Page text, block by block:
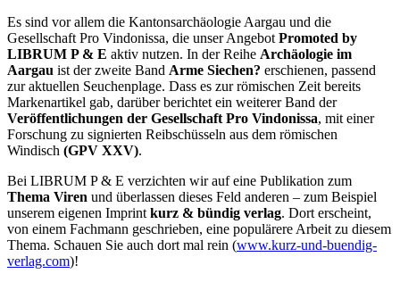
Es sind vor allem die Kantonsarchäologie Aargau und die
Gesellschaft Pro Vindonissa, die unser Angebot Promoted by
LIBRUM P & E aktiv nutzen. In der Reihe Archäologie im
Aargau ist der zweite Band Arme Siechen? erschienen, passend
zur aktuellen Seuchenplage. Dass es zur römischen Zeit bereits
Markenartikel gab, darüber berichtet ein weiterer Band der
Veröffentlichungen der Gesellschaft Pro Vindonissa, mit einer
Forschung zu signierten Reibschüsseln aus dem römischen
Windisch (GPV XXV).
Bei LIBRUM P & E verzichten wir auf eine Publikation zum
Thema Viren und überlassen dieses Feld anderen – zum Beispiel
unserem eigenen Imprint kurz & bündig verlag. Dort erscheint,
von einem Fachmann geschrieben, eine populärere Arbeit zu diesem
Thema. Schauen Sie auch dort mal rein (www.kurz-und-buendig-
verlag.com)!